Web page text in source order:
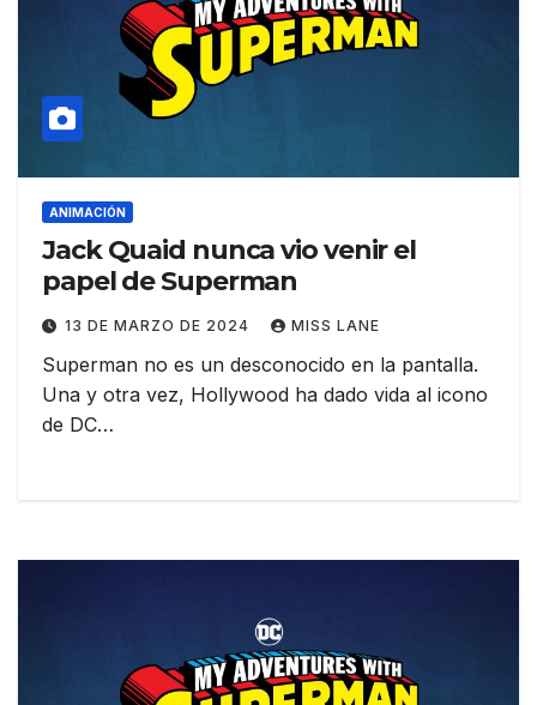
ANIMACIÓN
Jack Quaid nunca vio venir el
papel de Superman
13 DE MARZO DE 2024 MISS LANE
Superman no es un desconocido en la pantalla.
Una y otra vez, Hollywood ha dado vida al icono
de DC…